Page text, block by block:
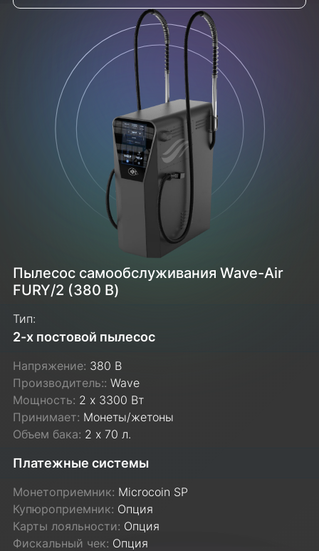
Пылесос самообслуживания Wave-Air
FURY/2 (380 В)
Тип:
2-х постовой пылесос
Напряжение: 380 В
Производитель::Wave
Мощность: 2 х 3300 Вт
Принимает: Монеты/жетоны
Объем бака: 2 х 70 л.
Платежные системы
Монетоприемник: Microcoin SP
Купюроприемник: Опция
Карты лояльности: Опция
Фискальный чек: Опция